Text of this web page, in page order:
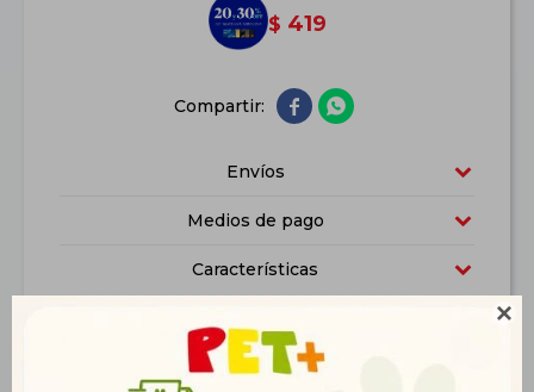

$ 419
 
Envíos
Medios de pago
Características